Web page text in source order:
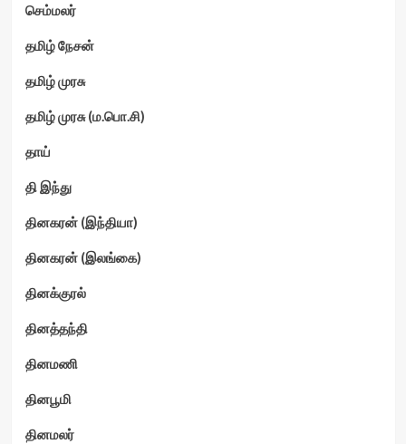
செம்மலர்
தமிழ் நேசன்
தமிழ் முரசு
தமிழ் முரசு (ம.பொ.சி)
தாய்
தி இந்து
தினகரன் (இந்தியா)
தினகரன் (இலங்கை)
தினக்குரல்
தினத்தந்தி
தினமணி
தினபூமி
தினமலர்